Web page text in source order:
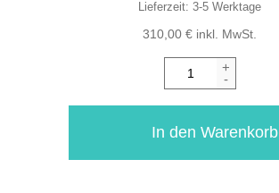
Lieferzeit: 3-5 Werktage
310,00 € inkl. MwSt.
-
+
In den Warenkorb